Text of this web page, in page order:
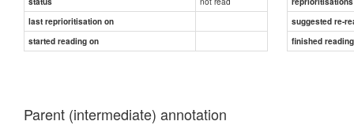
last reprioritisation on
suggested re-
started reading on
finished
Parent (intermediate) annotation